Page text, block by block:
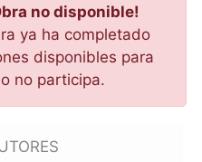
no disponible!
ya ha completado
disponibles para
no participa.